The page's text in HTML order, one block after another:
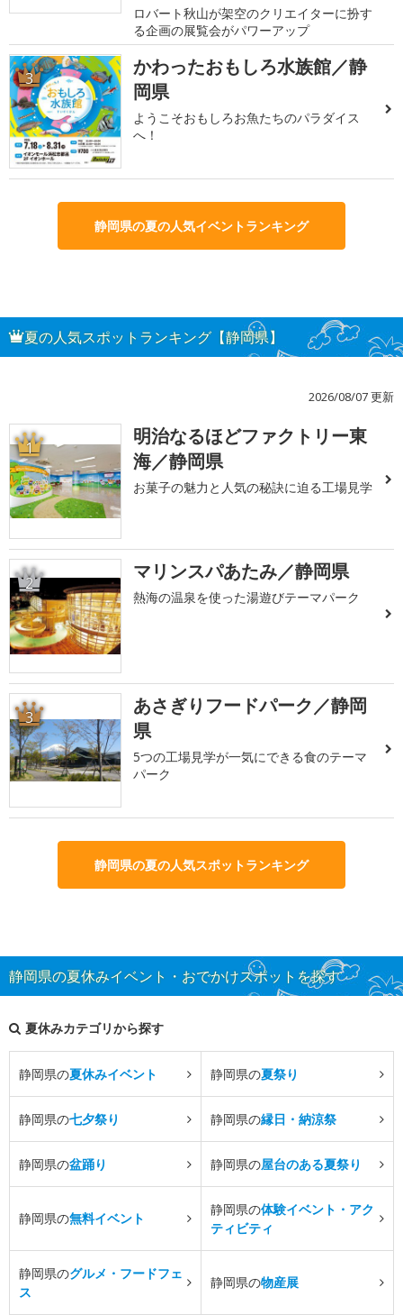
ロバート秋山が架空のクリエイターに扮す
る企画の展覧会がパワーアップ
3
かわったおもしろ水族館／静
岡県
ようこそおもしろお魚たちのパラダイス
へ！
静岡県の夏の人気イベントランキング
夏の人気スポットランキング【静岡県】
2026/08/07 更新
1
明治なるほどファクトリー東
海／静岡県
お菓子の魅力と人気の秘訣に迫る工場見学
2 マリンスパあたみ／静岡県
熱海の温泉を使った湯遊びテーマパーク
3
あさぎりフードパーク／静岡
県
5つの工場見学が一気にできる食のテーマ
パーク
静岡県の夏の人気スポットランキング
静岡県の夏休みイベント・おでかけスポットを探す
夏休みカテゴリから探す
静岡県の夏休みイベント 静岡県の夏祭り
静岡県の七夕祭り 静岡県の縁日・納涼祭
静岡県の盆踊り 静岡県の屋台のある夏祭り
静岡県の無料イベント
静岡県の体験イベント・アク
ティビティ
静岡県のグルメ・フードフェ
ス
静岡県の物産展